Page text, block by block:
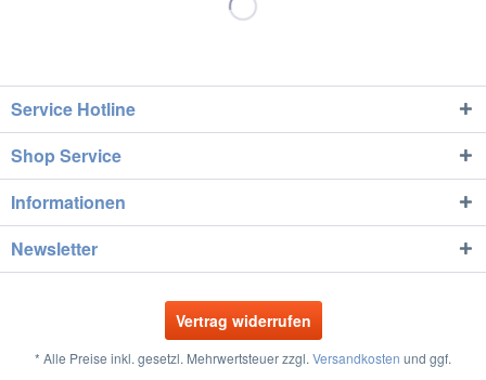
Service Hotline
Shop Service
Informationen
Newsletter
Vertrag widerrufen
* Alle Preise inkl. gesetzl. Mehrwertsteuer zzgl. Versandkosten und ggf.